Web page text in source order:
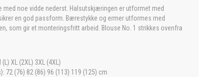
med noe vidde nederst. Halsutskjæringen er utformet med
en god passform. Bærestykke og ermer utformes med
som gir et monteringsfritt arbeid. Blouse No. 1 strikkes ovenfra
XL (2XL) 3XL (4XL)
72 (76) 82 (86) 96 (113) 119 (125) cm